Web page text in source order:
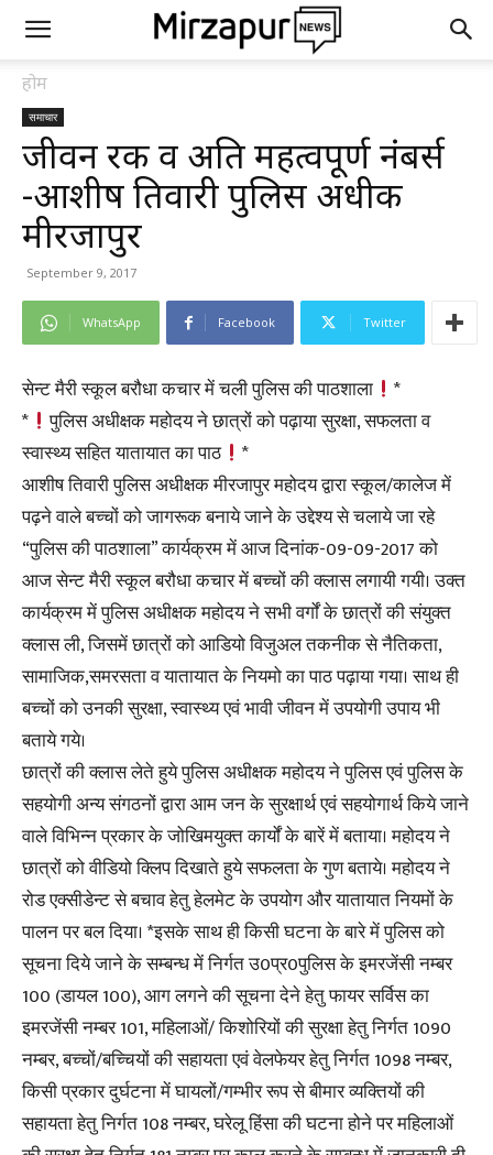
होम
समाचार
जीवन रक्षक व अति महत्वपूर्ण नंबर्स
-आशीष तिवारी पुलिस अधीक्षक
मीरजापुर
September 9, 2017
WhatsApp Facebook Twitter
सेन्ट मैरी स्कूल बरौधा कचार में चली पुलिस की पाठशाला
*
*
पुलिस अधीक्षक महोदय ने छात्रों को पढ़ाया सुरक्षा, सफलता व
स्वास्थ्य सहित यातायात का पाठ
*
आशीष तिवारी पुलिस अधीक्षक मीरजापुर महोदय द्वारा स्कूल/कालेज में
पढ़ने वाले बच्चों को जागरूक बनाये जाने के उद्देश्य से चलाये जा रहे
“पुलिस की पाठशाला” कार्यक्रम में आज दिनांक-09-09-2017 को
आज सेन्ट मैरी स्कूल बरौधा कचार में बच्चों की क्लास लगायी गयी। उक्त
कार्यक्रम में पुलिस अधीक्षक महोदय ने सभी वर्गों के छात्रों की संयुक्त
क्लास ली, जिसमें छात्रों को आडियो विजुअल तकनीक से नैतिकता,
सामाजिक,समरसता व यातायात के नियमो का पाठ पढ़ाया गया। साथ ही
बच्चों को उनकी सुरक्षा, स्वास्थ्य एवं भावी जीवन में उपयोगी उपाय भी
बताये गये।
छात्रों की क्लास लेते हुये पुलिस अधीक्षक महोदय ने पुलिस एवं पुलिस के
सहयोगी अन्य संगठनों द्वारा आम जन के सुरक्षार्थ एवं सहयोगार्थ किये जाने
वाले विभिन्न प्रकार के जोखिमयुक्त कार्यों के बारें में बताया। महोदय ने
छात्रों को वीडियो क्लिप दिखाते हुये सफलता के गुण बताये। महोदय ने
रोड एक्सीडेन्ट से बचाव हेतु हेलमेट के उपयोग और यातायात नियमों के
पालन पर बल दिया। *इसके साथ ही किसी घटना के बारे में पुलिस को
सूचना दिये जाने के सम्बन्ध में निर्गत उ0प्र0पुलिस के इमरजेंसी नम्बर
100 (डायल 100), आग लगने की सूचना देने हेतु फायर सर्विस का
इमरजेंसी नम्बर 101, महिलाओं/ किशोरियों की सुरक्षा हेतु निर्गत 1090
नम्बर, बच्चों/बच्चियों की सहायता एवं वेलफेयर हेतु निर्गत 1098 नम्बर,
किसी प्रकार दुर्घटना में घायलों/गम्भीर रूप से बीमार व्यक्तियों की
सहायता हेतु निर्गत 108 नम्बर, घरेलू हिंसा की घटना होने पर महिलाओं